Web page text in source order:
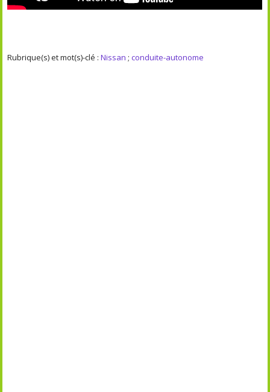
Rubrique(s) et mot(s)-clé :Nissan ;conduite-autonome